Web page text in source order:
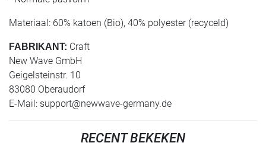
Materiaal: 60% katoen (Bio), 40% polyester (recyceld)
FABRIKANT: Craft
New Wave GmbH
Geigelsteinstr. 10
83080 Oberaudorf
E-Mail: support@newwave-germany.de
RECENT BEKEKEN